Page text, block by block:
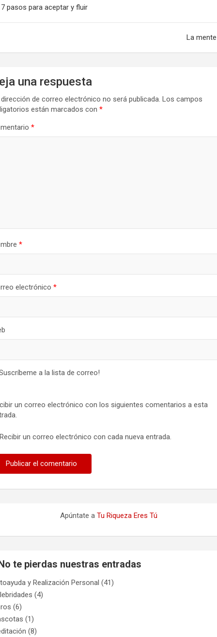
7 pasos para aceptar y fluir
La mente
una respuesta
de correo electrónico no será publicada. Los campos
están marcados con *
*
*
electrónico *
a la lista de correo!
un correo electrónico con los siguientes comentarios a esta
un correo electrónico con cada nueva entrada.
Apúntate a Tu Riqueza Eres Tú
te pierdas nuestras entradas
y Realización Personal (41)
(4)
(6)
(1)
(8)